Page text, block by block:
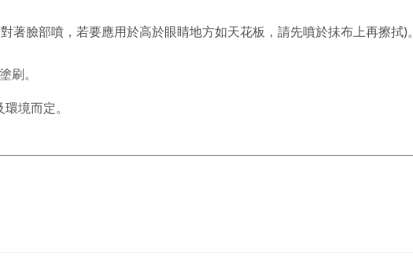
臉部噴，若要應用於高於眼睛地方如天花板，請先噴於抺布上再擦拭)。
刷。
境而定。